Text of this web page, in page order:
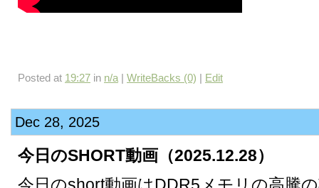
Posted at 19:27 in n/a | WriteBacks (0) | Edit
Dec 28, 2025
今日のSHORT動画（2025.12.28）